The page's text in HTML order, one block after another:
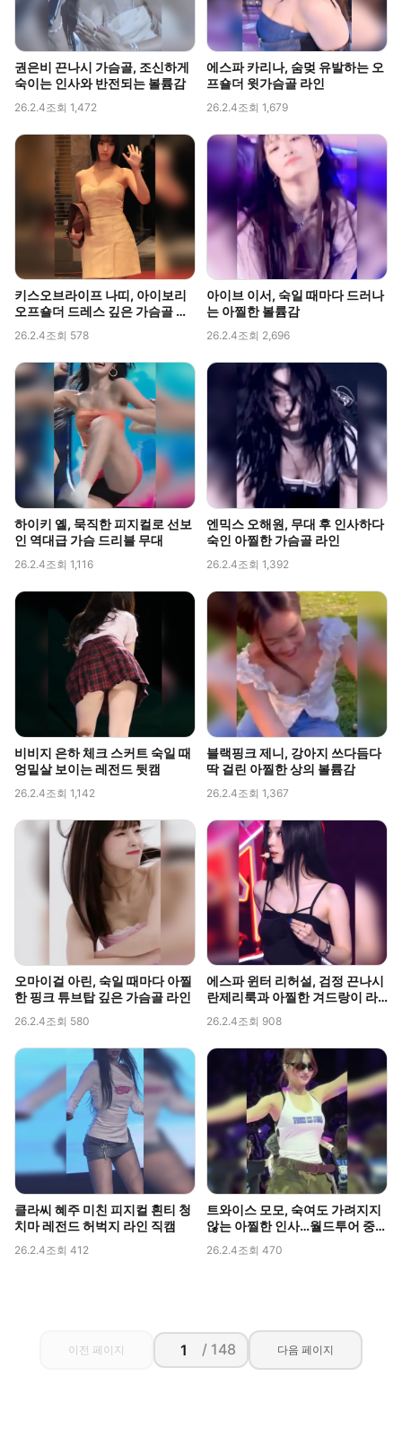
권은비 끈나시 가슴골, 조신하게
숙이는 인사와 반전되는 볼륨감
26.2.4조회 1,472
에스파 카리나, 숨멎 유발하는 오
프숄더 윗가슴골 라인
26.2.4조회 1,679
키스오브라이프 나띠, 아이보리
오프숄더 드레스 깊은 가슴골 라
26.2.4조회 578
아이브 이서, 숙일 때마다 드러나
는 아찔한 볼륨감
26.2.4조회 2,696
하이키 옐, 묵직한 피지컬로 선보
인 역대급 가슴 드리블 무대
26.2.4조회 1,116
엔믹스 오해원, 무대 후 인사하다
숙인 아찔한 가슴골 라인
26.2.4조회 1,392
비비지 은하 체크 스커트 숙일 때
엉밑살 보이는 레전드 뒷캠
26.2.4조회 1,142
블랙핑크 제니, 강아지 쓰다듬다
딱 걸린 아찔한 상의 볼륨감
26.2.4조회 1,367
오마이걸 아린, 숙일 때마다 아찔
한 핑크 튜브탑 깊은 가슴골 라인
26.2.4조회 580
에스파 윈터 리허설, 검정 끈나시
란제리룩과 아찔한 겨드랑이 라
26.2.4조회 908
클라씨 혜주 미친 피지컬 흰티 청
치마 레전드 허벅지 라인 직캠
26.2.4조회 412
트와이스 모모, 숙여도 가려지지
않는 아찔한 인사…월드투어 중
26.2.4조회 470
이전 페이지 / 148 다음 페이지